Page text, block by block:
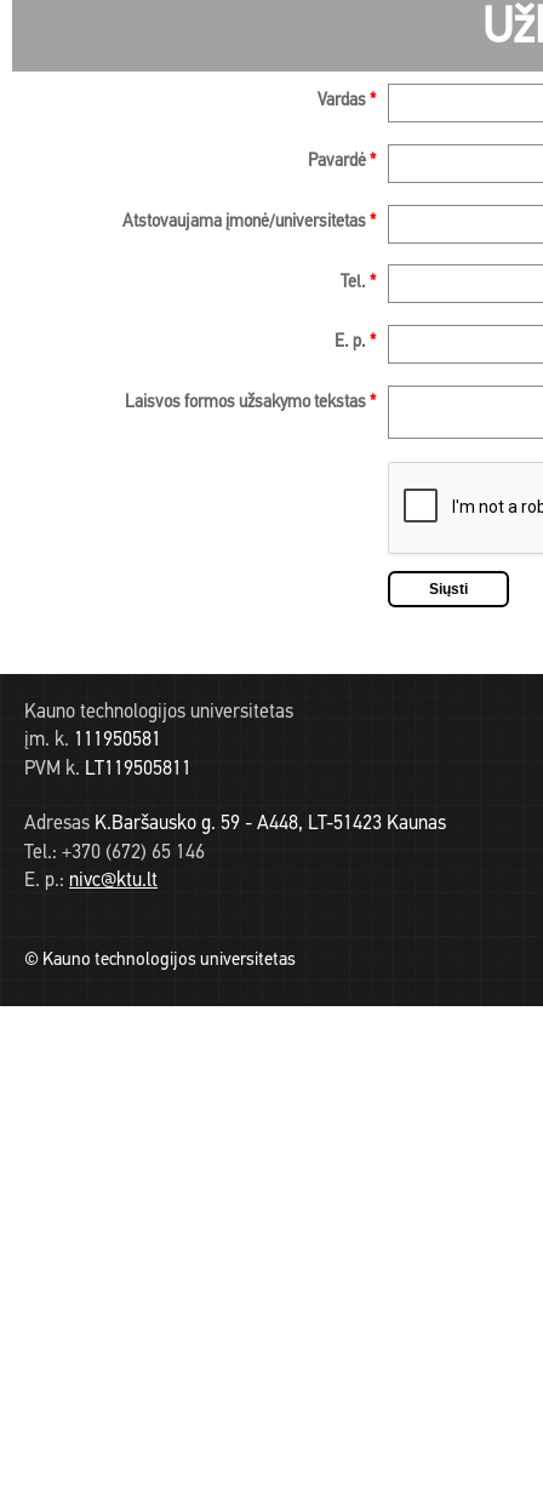
Vardas *
Pavardė *
Atstovaujama įmonė/universitetas *
Tel. *
E. p. *
Laisvos formos užsakymo tekstas *
Kauno technologijos universitetas
įm. k. 111950581
PVM k. LT119505811
Adresas K.Baršausko g. 59 - A448, LT-51423 Kaunas
Tel.: +370 (672) 65 146
E. p.: nivc@ktu.lt
© Kauno technologijos universitetas